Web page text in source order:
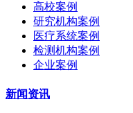
高校案例
研究机构案例
医疗系统案例
检测机构案例
企业案例
新闻资讯